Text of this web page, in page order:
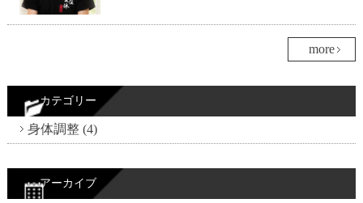
more
カテゴリー
身体調整 (4)
アーカイブ